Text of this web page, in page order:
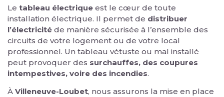
Le tableau électrique est le cœur de toute
installation électrique. Il permet de distribuer
l’électricité de manière sécurisée à l’ensemble des
circuits de votre logement ou de votre local
professionnel. Un tableau vétuste ou mal installé
peut provoquer des surchauffes, des coupures
intempestives, voire des incendies.
À Villeneuve-Loubet, nous assurons la mise en place